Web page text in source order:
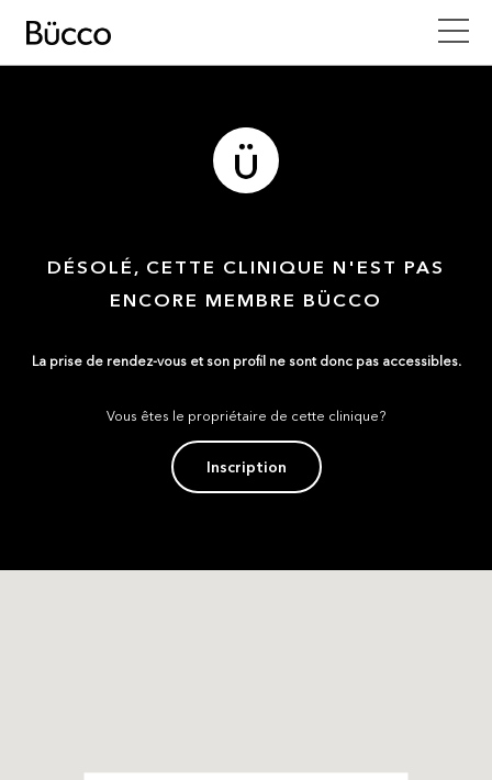
DÉSOLÉ, CETTE CLINIQUE N'EST PAS
ENCORE MEMBRE BÜCCO
La prise de rendez-vous et son profil ne sont donc pas accessibles.
Vous êtes le propriétaire de cette clinique?
Inscription